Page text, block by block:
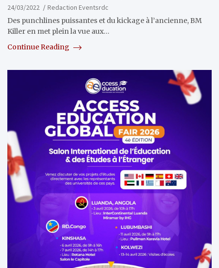
24/03/2022
Redaction Eventsrdc
Des punchlines puissantes et du kickage à l’ancienne, BM
Killer en met plein la vue aux…
Continue Reading